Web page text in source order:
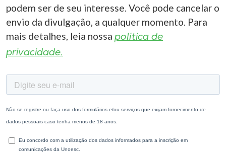
podem ser de seu interesse. Você pode cancelar o
envio da divulgação, a qualquer momento. Para
mais detalhes, leia nossa política de
privacidade.